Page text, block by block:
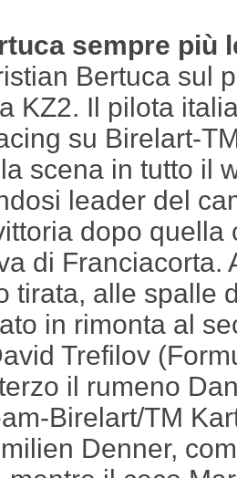
sempre più
Bertuca sul
KZ2. Il pilota
su Birelart-
scena in tutto il
leader del
dopo quella
di Franciacorta.
tirata, alle spalle
in rimonta al
Trefilov
il rumeno
Birelart/TM
Denner,